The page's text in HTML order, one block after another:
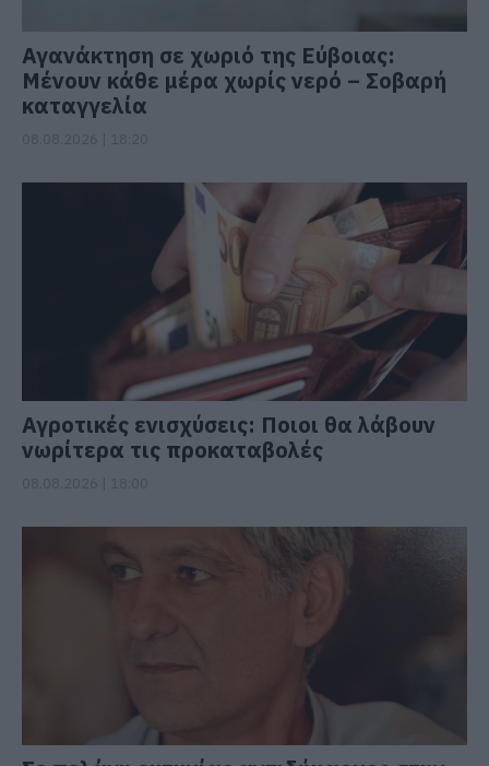
Αγανάκτηση σε χωριό της Εύβοιας:
Μένουν κάθε μέρα χωρίς νερό – Σοβαρή
καταγγελία
Αγροτικές ενισχύσεις: Ποιοι θα λάβουν
νωρίτερα τις προκαταβολές